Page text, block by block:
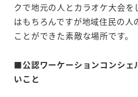
クで地元の人とカラオケ大会を
はもちろんですが地域住民の人
ことができた素敵な場所です。
■公認ワーケーションコンシェ
いこと